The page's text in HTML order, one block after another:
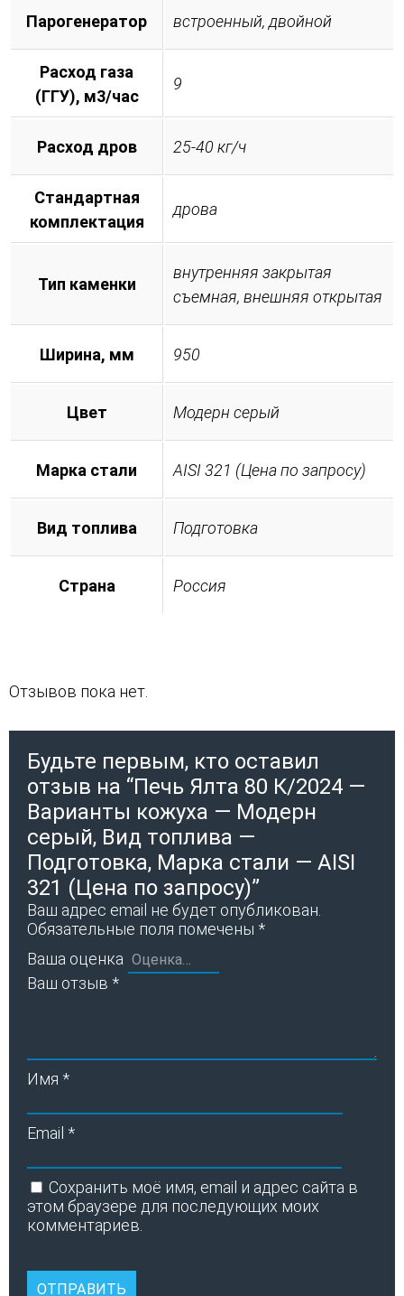
Парогенератор встроенный, двойной
Расход газа
(ГГУ), м3/час
9
Расход дров 25-40 кг/ч
Стандартная
комплектация
дрова
Тип каменки
внутренняя закрытая
съемная, внешняя открытая
Ширина, мм 950
Цвет Модерн серый
Марка стали AISI 321 (Цена по запросу)
Вид топлива Подготовка
Страна Россия
Отзывов пока нет.
Будьте первым, кто оставил
отзыв на “Печь Ялта 80 К/2024 —
Варианты кожуха — Модерн
серый, Вид топлива —
Подготовка, Марка стали — AISI
321 (Цена по запросу)”
Ваш адрес email не будет опубликован.
Обязательные поля помечены *
Ваша оценка
Ваш отзыв *
Имя *
Email *
Сохранить моё имя, email и адрес сайта в
этом браузере для последующих моих
комментариев.